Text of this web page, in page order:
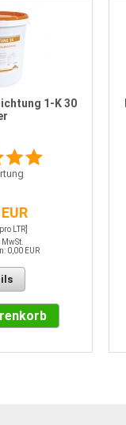
1-K 30
LTR]
MwSt.
0,00 EUR